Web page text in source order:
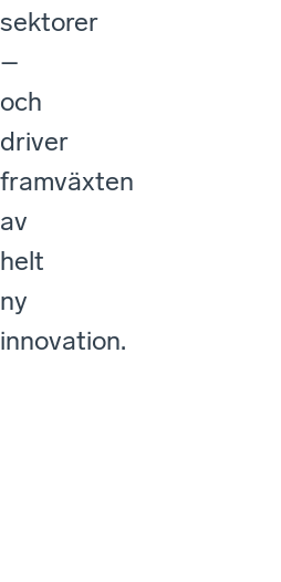
sektorer
–
och
driver
framväxten
av
helt
ny
innovation.